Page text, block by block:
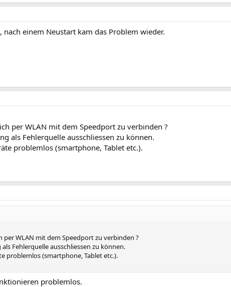
nach einem Neustart kam das Problem wieder.
per WLAN mit dem Speedport zu verbinden ?
als Fehlerquelle ausschliessen zu können.
problemlos (smartphone, Tablet etc.).
per WLAN mit dem Speedport zu verbinden ?
Fehlerquelle ausschliessen zu können.
problemlos (smartphone, Tablet etc.).
problemlos.